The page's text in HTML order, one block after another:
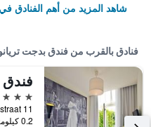
شاهد المزيد من أهم الفنادق
فنادق بالقرب من فندق بدجت
3 نجوم
0.2 كيلومتر عن وسط المدينة